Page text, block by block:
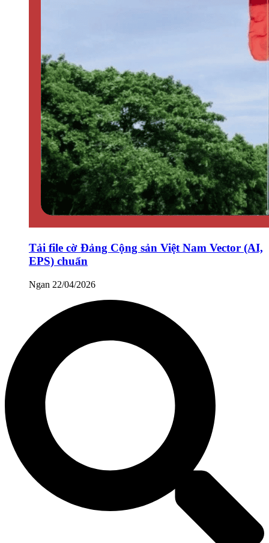
Tải file cờ Đảng Cộng sản Việt Nam Vector (AI,
EPS) chuẩn
Ngan 22/04/2026